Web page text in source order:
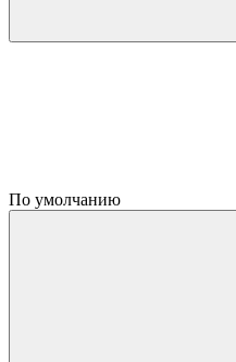
По умолчанию